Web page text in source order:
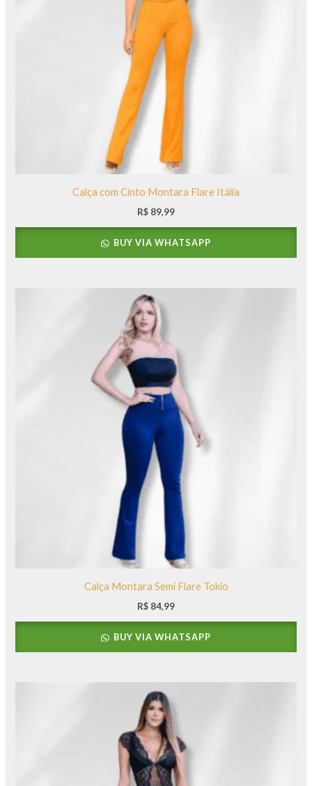
Calça com Cinto Montara Flare Itália
R$ 89,99
BUY VIA WHATSAPP
Calça Montara Semi Flare Tokio
R$ 84,99
BUY VIA WHATSAPP